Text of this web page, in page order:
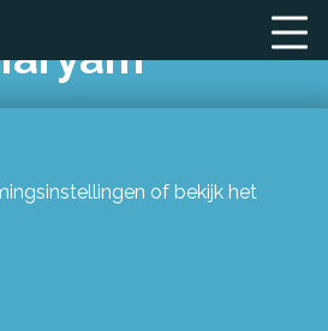
of bekijk het